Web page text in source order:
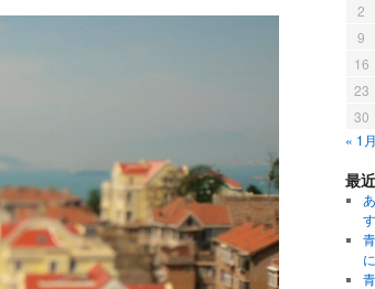
« 1月
2
9
16
23
30
最
す